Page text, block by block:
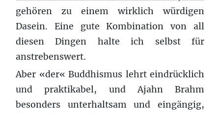
gehören zu einem wirklich würdigen
Dasein. Eine gute Kombination von all
diesen Dingen halte ich selbst für
anstrebenswert.
Aber «der« Buddhismus lehrt eindrücklich
und praktikabel, und Ajahn Brahm
besonders unterhaltsam und eingängig,